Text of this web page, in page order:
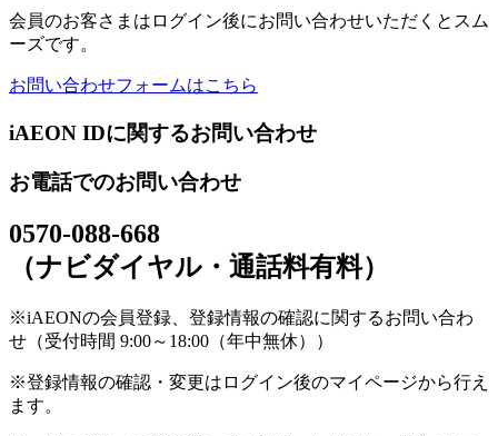
会員のお客さまはログイン後にお問い合わせいただくとスム
ーズです。
お問い合わせフォームはこちら
iAEON IDに関するお問い合わせ
お電話でのお問い合わせ
0570-088-668
（ナビダイヤル・通話料有料）
※iAEONの会員登録、登録情報の確認に関するお問い合わ
せ（受付時間 9:00～18:00（年中無休））
※登録情報の確認・変更はログイン後のマイページから行え
ます。